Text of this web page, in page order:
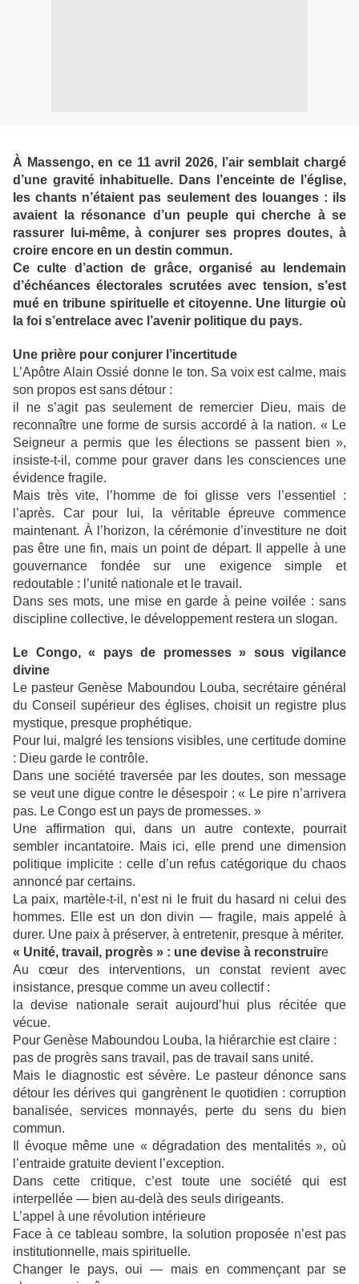
À Massengo, en ce 11 avril 2026, l’air semblait chargé
d’une gravité inhabituelle. Dans l’enceinte de l’église,
les chants n’étaient pas seulement des louanges : ils
avaient la résonance d’un peuple qui cherche à se
rassurer lui-même, à conjurer ses propres doutes, à
croire encore en un destin commun.
Ce culte d’action de grâce, organisé au lendemain
d’échéances électorales scrutées avec tension, s’est
mué en tribune spirituelle et citoyenne. Une liturgie où
la foi s’entrelace avec l’avenir politique du pays.
Une prière pour conjurer l’incertitude
L’Apôtre Alain Ossié donne le ton. Sa voix est calme, mais
son propos est sans détour :
il ne s’agit pas seulement de remercier Dieu, mais de
reconnaître une forme de sursis accordé à la nation. « Le
Seigneur a permis que les élections se passent bien »,
insiste-t-il, comme pour graver dans les consciences une
évidence fragile.
Mais très vite, l’homme de foi glisse vers l’essentiel :
l’après. Car pour lui, la véritable épreuve commence
maintenant. À l’horizon, la cérémonie d’investiture ne doit
pas être une fin, mais un point de départ. Il appelle à une
gouvernance fondée sur une exigence simple et
redoutable : l’unité nationale et le travail.
Dans ses mots, une mise en garde à peine voilée : sans
discipline collective, le développement restera un slogan.
Le Congo, « pays de promesses » sous vigilance
divine
Le pasteur Genèse Maboundou Louba, secrétaire général
du Conseil supérieur des églises, choisit un registre plus
mystique, presque prophétique.
Pour lui, malgré les tensions visibles, une certitude domine
: Dieu garde le contrôle.
Dans une société traversée par les doutes, son message
se veut une digue contre le désespoir : « Le pire n’arrivera
pas. Le Congo est un pays de promesses. »
Une affirmation qui, dans un autre contexte, pourrait
sembler incantatoire. Mais ici, elle prend une dimension
politique implicite : celle d’un refus catégorique du chaos
annoncé par certains.
La paix, martèle-t-il, n’est ni le fruit du hasard ni celui des
hommes. Elle est un don divin — fragile, mais appelé à
durer. Une paix à préserver, à entretenir, presque à mériter.
« Unité, travail, progrès » : une devise à reconstruire
Au cœur des interventions, un constat revient avec
insistance, presque comme un aveu collectif :
la devise nationale serait aujourd’hui plus récitée que
vécue.
Pour Genèse Maboundou Louba, la hiérarchie est claire :
pas de progrès sans travail, pas de travail sans unité.
Mais le diagnostic est sévère. Le pasteur dénonce sans
détour les dérives qui gangrènent le quotidien : corruption
banalisée, services monnayés, perte du sens du bien
commun.
Il évoque même une « dégradation des mentalités », où
l’entraide gratuite devient l’exception.
Dans cette critique, c’est toute une société qui est
interpellée — bien au-delà des seuls dirigeants.
L’appel à une révolution intérieure
Face à ce tableau sombre, la solution proposée n’est pas
institutionnelle, mais spirituelle.
Changer le pays, oui — mais en commençant par se